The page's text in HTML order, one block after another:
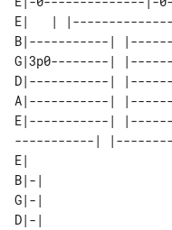
E|   |
B|-----------|
G|3p0--------|
D|-----------|
A|-----------|
E|-----------|
-----------|
E|
B|-|
G|-|
D|-|